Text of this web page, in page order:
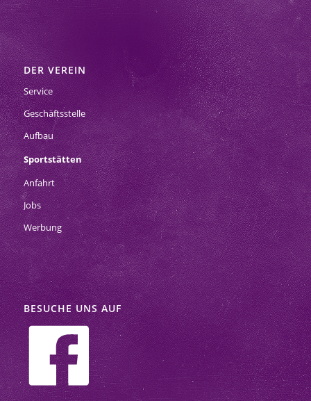
DER VEREIN
Service
Geschäftsstelle
Aufbau
Sportstätten
Anfahrt
Jobs
Werbung
BESUCHE UNS AUF